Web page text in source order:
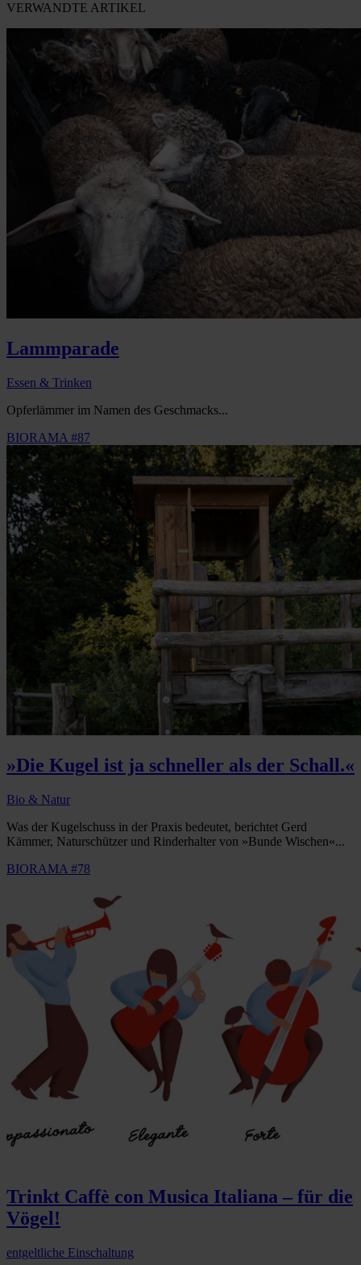
VERWANDTE ARTIKEL
Lammparade
Essen & Trinken
Opferlämmer im Namen des Geschmacks...
BIORAMA #87
»Die Kugel ist ja schneller als der Schall.«
Bio & Natur
Was der Kugelschuss in der Praxis bedeutet, berichtet Gerd
Kämmer, Naturschützer und Rinderhalter von »Bunde Wischen«...
BIORAMA #78
Trinkt Caffè con Musica Italiana – für die
Vögel!
entgeltliche Einschaltung